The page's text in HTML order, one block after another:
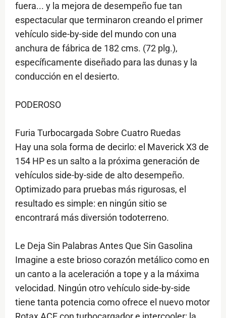
fuera... y la mejora de desempeño fue tan
espectacular que terminaron creando el primer
vehículo side-by-side del mundo con una
anchura de fábrica de 182 cms. (72 plg.),
específicamente diseñado para las dunas y la
conducción en el desierto.
PODEROSO
Furia Turbocargada Sobre Cuatro Ruedas
Hay una sola forma de decirlo: el Maverick X3 de
154 HP es un salto a la próxima generación de
vehículos side-by-side de alto desempeño.
Optimizado para pruebas más rigurosas, el
resultado es simple: en ningún sitio se
encontrará más diversión todoterreno.
Le Deja Sin Palabras Antes Que Sin Gasolina
Imagine a este brioso corazón metálico como en
un canto a la aceleración a tope y a la máxima
velocidad. Ningún otro vehículo side-by-side
tiene tanta potencia como ofrece el nuevo motor